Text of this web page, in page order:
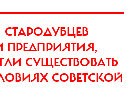
ПРЕДПРИЯТИЯ,
СУЩЕСТВОВАТЬ
СОВЕТСКОЙ